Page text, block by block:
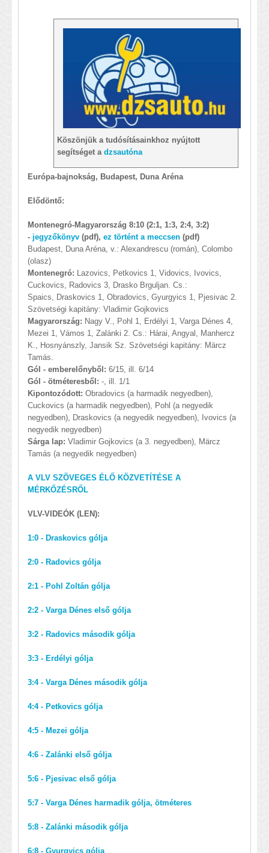
Köszönjük a tudósításainkhoz nyújtott
segítséget a dzsautóna
Európa-bajnokság, Budapest, Duna Aréna
Elődöntő:
Montenegró-Magyarország 8:10 (2:1, 1:3, 2:4, 3:2)
- jegyzőkönyv (pdf), ez történt a meccsen (pdf)
Budapest, Duna Aréna, v.: Alexandrescu (román), Colombo
(olasz)
Montenegró:
Lazovics, Petkovics 1, Vidovics, Ivovics,
Cuckovics, Radovics 3, Drasko Brguljan. Cs.:
Spaics, Draskovics 1, Obradovics, Gyurgyics 1, Pjesivac 2.
Szövetségi kapitány: Vladimir Gojkovics
Magyarország: Nagy V., Pohl 1, Erdélyi 1, Varga Dénes 4,
Mezei 1, Vámos 1, Zalánki 2. Cs.: Hárai, Angyal, Manhercz
K., Hosnyánszly, Jansik Sz. Szövetségi kapitány: Märcz
Tamás.
Gól - emberelőnyből: 6/15, ill. 6/14
Gól - ötméteresből: -, ill. 1/1
Kipontozódott: Obradovics (a harmadik negyedben),
Cuckovics (a harmadik negyedben), Pohl (a negyedik
negyedben), Draskovics (a negyedik negyedben), Ivovics (a
negyedik negyedben)
Sárga lap: Vladimir Gojkovics (a 3. negyedben), Märcz
Tamás (a negyedik negyedben)
A VLV SZÖVEGES ÉLŐ KÖZVETÍTÉSE A
MÉRKŐZÉSRŐL
VLV-VIDEÓK (LEN):
1:0 - Draskovics gólja
2:0 - Radovics gólja
2:1 - Pohl Zoltán gólja
2:2 - Varga Dénes első gólja
3:2 - Radovics második gólja
3:3 - Erdélyi gólja
3:4 - Varga Dénes második gólja
4:4 - Petkovics gólja
4:5 - Mezei gólja
4:6 - Zalánki első gólja
5:6 - Pjesivac első gólja
5:7 - Varga Dénes harmadik gólja, ötméteres
5:8 - Zalánki második gólja
6:8 - Gyurgyics gólja